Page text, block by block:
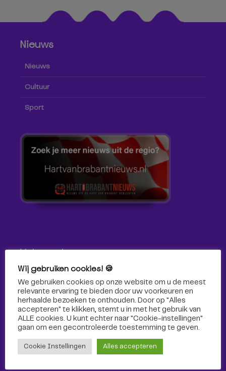
Nieuws
Nieuws
Cultuur
Sport
Volg ons!
Volg Omroep Tilburg niet alleen hier, maar ook via social
media!
Wij gebruiken cookies! 🍪
We gebruiken cookies op onze website om u de meest
relevante ervaring te bieden door uw voorkeuren en
herhaalde bezoeken te onthouden. Door op "Alles
accepteren" te klikken, stemt u in met het gebruik van
ALLE cookies. U kunt echter naar "Cookie-instellingen"
gaan om een ​​gecontroleerde toestemming te geven.
Cookie Instellingen Alles accepteren